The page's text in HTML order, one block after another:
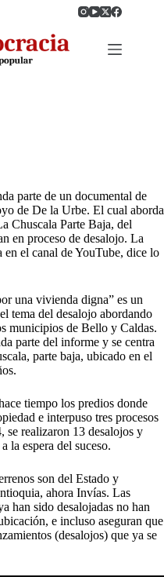
parte de un documental de
de De la Urbe. El cual aborda
Chuscala Parte Baja, del
en proceso de desalojo. La
el canal de YouTube, dice lo
una vivienda digna” es un
tema del desalojo abordando
municipios de Bello y Caldas.
parte del informe y se centra
parte baja, ubicado en el
tiempo los predios donde
e interpuso tres procesos
se realizaron 13 desalojos y
la espera del suceso.
son del Estado y
ahora Invías. Las
han sido desalojadas no han
e incluso aseguran que
(desalojos) que ya se